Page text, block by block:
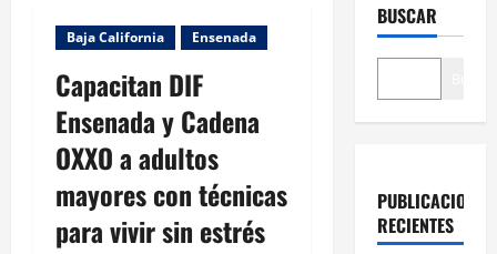
Baja California Ensenada
Capacitan DIF
Ensenada y Cadena
OXXO a adultos
mayores con técnicas
para vivir sin estrés
BUSCAR
PUBLICACIONES
RECIENTES